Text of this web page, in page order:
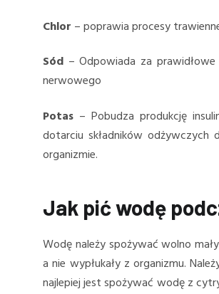
Chlor – poprawia procesy
Sód – Odpowiada za
nerwowego
Potas – Pobudza produkcję
dotarciu składników odżywczych
organizmie.
Jak pić wodę
Wodę należy spożywać wolno
a nie wypłukały z organizmu.
najlepiej jest spożywać wodę z